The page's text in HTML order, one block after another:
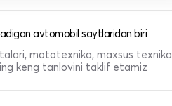
avtomobil saytlaridan biri
mototexnika, maxsus texnika
keng tanlovini taklif etamiz